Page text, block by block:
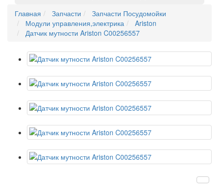
Главная Запчасти
Запчасти Посудомойки
Модули управления,электрика
Ariston
Датчик мутности Ariston C00256557